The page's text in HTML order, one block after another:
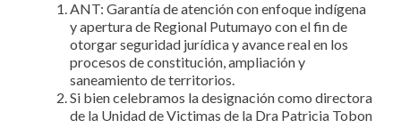
ANT: Garantía de atención con enfoque indígena
y apertura de Regional Putumayo con el fin de
otorgar seguridad jurídica y avance real en los
procesos de constitución, ampliación y
saneamiento de territorios.
Si bien celebramos la designación como directora
de la Unidad de Victimas de la Dra Patricia Tobon